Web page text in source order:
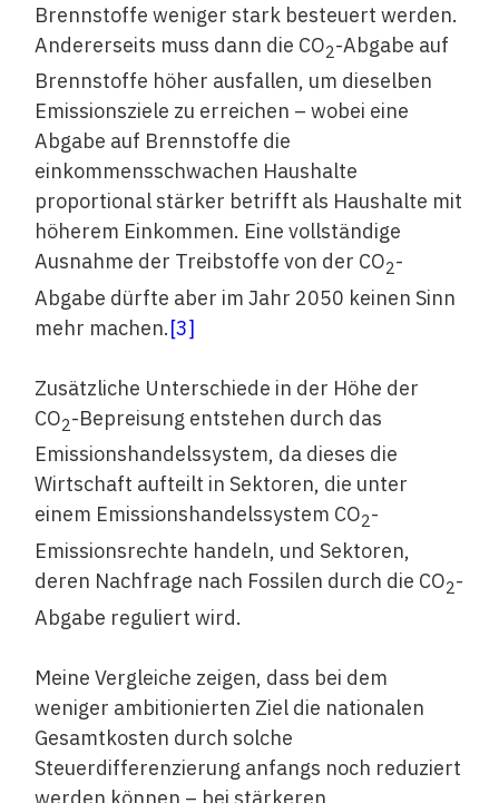
Brennstoffe weniger stark besteuert werden.
Andererseits muss dann die CO2-Abgabe auf
Brennstoffe höher ausfallen, um dieselben
Emissionsziele zu erreichen – wobei eine
Abgabe auf Brennstoffe die
einkommensschwachen Haushalte
proportional stärker betrifft als Haushalte mit
höherem Einkommen. Eine vollständige
Ausnahme der Treibstoffe von der CO2-
Abgabe dürfte aber im Jahr 2050 keinen Sinn
mehr machen.[3]
Zusätzliche Unterschiede in der Höhe der
CO2-Bepreisung entstehen durch das
Emissionshandelssystem, da dieses die
Wirtschaft aufteilt in Sektoren, die unter
einem Emissionshandelssystem CO2-
Emissionsrechte handeln, und Sektoren,
deren Nachfrage nach Fossilen durch die CO2-
Abgabe reguliert wird.
Meine Vergleiche zeigen, dass bei dem
weniger ambitionierten Ziel die nationalen
Gesamtkosten durch solche
Steuerdifferenzierung anfangs noch reduziert
werden können – bei stärkeren